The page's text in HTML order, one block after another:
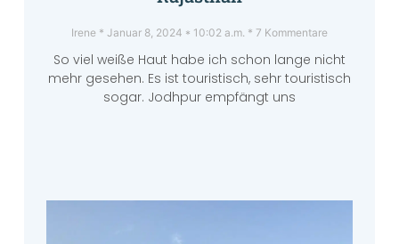
Irene Januar 8, 2024 10:02 a.m. 7 Kommentare
So viel weiße Haut habe ich schon lange nicht
mehr gesehen. Es ist touristisch, sehr touristisch
sogar. Jodhpur empfängt uns